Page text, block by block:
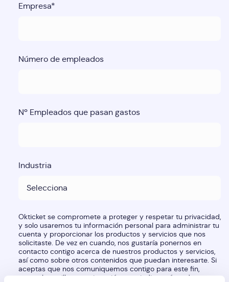
Empresa*
Número de empleados
Nº Empleados que pasan gastos
Industria
Okticket se compromete a proteger y respetar tu privacidad,
y solo usaremos tu información personal para administrar tu
cuenta y proporcionar los productos y servicios que nos
solicitaste. De vez en cuando, nos gustaría ponernos en
contacto contigo acerca de nuestros productos y servicios,
así como sobre otros contenidos que puedan interesarte. Si
aceptas que nos comuniquemos contigo para este fin,
marca la casilla a continuación para indicar cómo deseas